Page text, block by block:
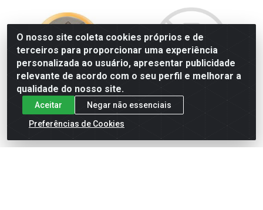
Q. TROPICAL FORMA GRAN
O nosso site coleta cookies próprios e de
terceiros para proporcionar uma experiência
personalizada ao usuário, apresentar publicidade
relevante de acordo com o seu perfil e melhorar a
qualidade do nosso site.
Aceitar
Negar não essenciais
Preferências de Cookies